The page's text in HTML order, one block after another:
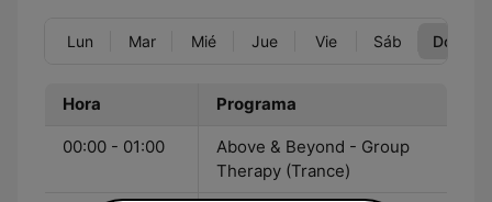
Lun Mar Mié Jue Vie Sáb Dom
Hora Programa
00:00 - 01:00
Above & Beyond - Group
Therapy (Trance)